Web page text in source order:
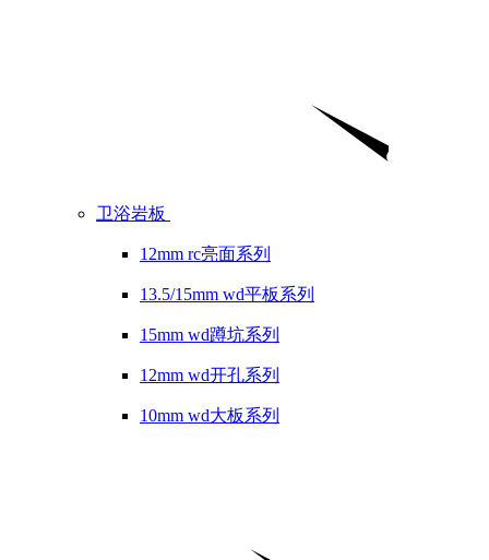
卫浴岩板
12mm rc亮面系列
13.5/15mm wd平板系列
15mm wd蹲坑系列
12mm wd开孔系列
10mm wd大板系列